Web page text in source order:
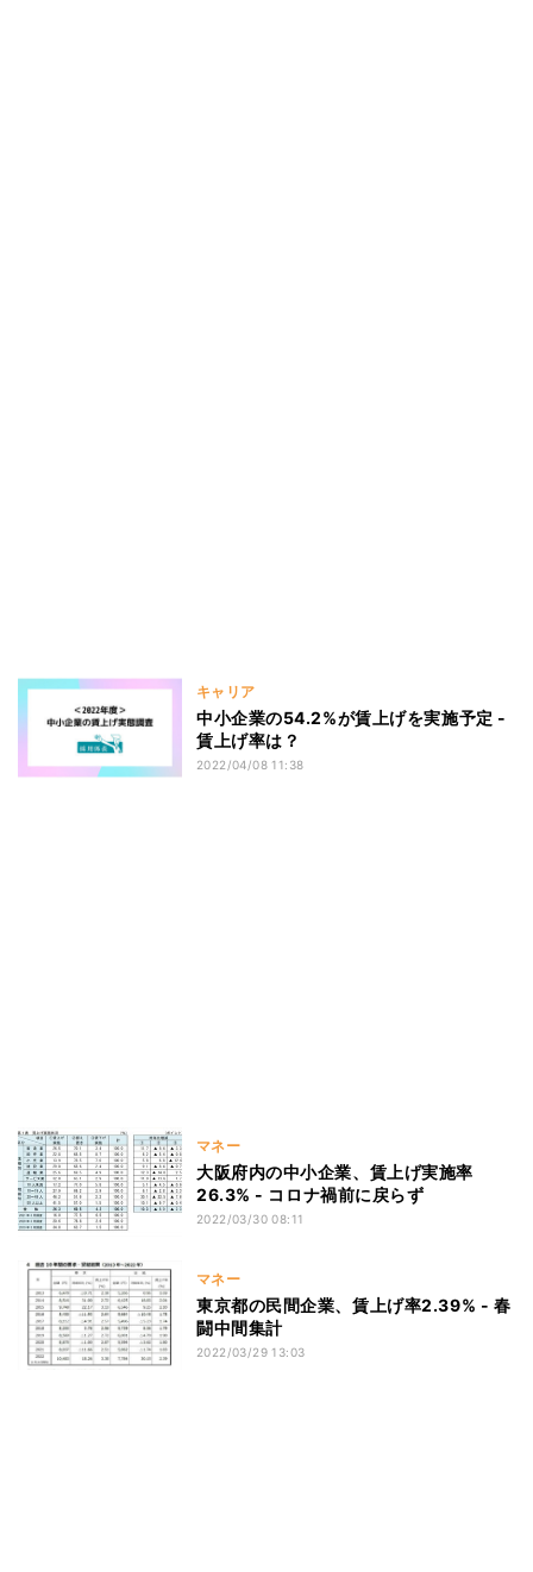
キャリア
中小企業の54.2%が賃上げを実施予定 -
賃上げ率は？
2022/04/08 11:38
マネー
大阪府内の中小企業、賃上げ実施率
26.3% - コロナ禍前に戻らず
2022/03/30 08:11
マネー
東京都の民間企業、賃上げ率2.39% - 春
闘中間集計
2022/03/29 13:03